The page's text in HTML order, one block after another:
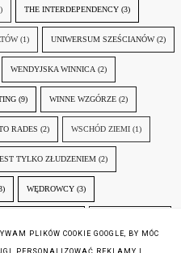
THE INTERDEPENDENCY (3)
(1) UNIWERSUM SZEŚCIANÓW (2)
WENDYJSKA WINNICA (2)
(9) WINNE WZGÓRZE (2)
RADES (2) WSCHÓD ZIEMI (1)
TYLKO ZŁUDZENIEM (2)
WĘDROWCY (3)
(3) ŻYCIA W ŻYCIU (3)
PLIKÓW COOKIE GOOGLE, BY MÓC
PERSONALIZOWAĆ REKLAMY I